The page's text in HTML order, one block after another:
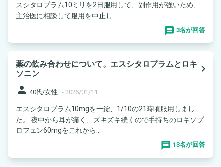
スシタロプラム10ミリを2日服用して、副作用が強いため、
主治医に相談して服用を中止し...
3名が回答
薬の飲み合わせについて。エスシタロプラムとロキ
ソニン
navigate_next
person 40代/女性 - 2026/01/11
エスシタロプラム10mgを一錠、1/10の21時頃服用しまし
た。 夜中から耳が痛く、ズキズキ続くので手持ちのロキソプ
ロフェン60mgをこれから...
13名が回答